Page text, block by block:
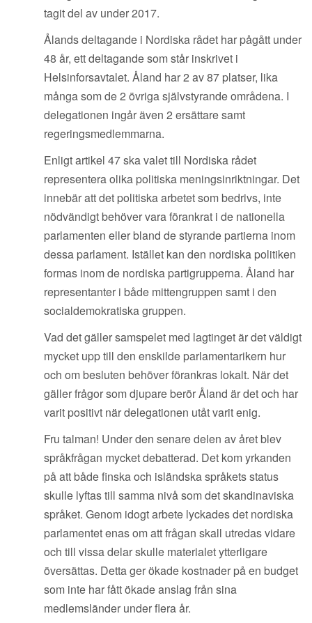
tagit del av under 2017.
Ålands deltagande i Nordiska rådet har pågått under
48 år, ett deltagande som står inskrivet i
Helsinforsavtalet. Åland har 2 av 87 platser, lika
många som de 2 övriga självstyrande områdena. I
delegationen ingår även 2 ersättare samt
regeringsmedlemmarna.
Enligt artikel 47 ska valet till Nordiska rådet
representera olika politiska meningsinriktningar. Det
innebär att det politiska arbetet som bedrivs, inte
nödvändigt behöver vara förankrat i de nationella
parlamenten eller bland de styrande partierna inom
dessa parlament. Istället kan den nordiska politiken
formas inom de nordiska partigrupperna. Åland har
representanter i både mittengruppen samt i den
socialdemokratiska gruppen.
Vad det gäller samspelet med lagtinget är det väldigt
mycket upp till den enskilde parlamentarikern hur
och om besluten behöver förankras lokalt. När det
gäller frågor som djupare berör Åland är det och har
varit positivt när delegationen utåt varit enig.
Fru talman! Under den senare delen av året blev
språkfrågan mycket debatterad. Det kom yrkanden
på att både finska och isländska språkets status
skulle lyftas till samma nivå som det skandinaviska
språket. Genom idogt arbete lyckades det nordiska
parlamentet enas om att frågan skall utredas vidare
och till vissa delar skulle materialet ytterligare
översättas. Detta ger ökade kostnader på en budget
som inte har fått ökade anslag från sina
medlemsländer under flera år.